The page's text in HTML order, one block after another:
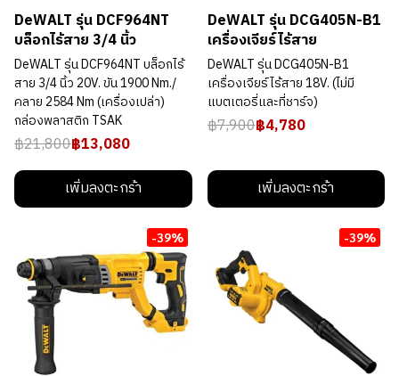
DeWALT รุ่น DCF964NT
บล็อกไร้สาย 3/4 นิ้ว
DeWALT รุ่น DCF964NT บล็อกไร้
สาย 3/4 นิ้ว 20V. ขัน 1900 Nm./
คลาย 2584 Nm (เครื่องเปล่า)
กล่องพลาสติก TSAK
฿21,800฿13,080
เพิ่มลงตะกร้า
DeWALT รุ่น DCG405N-B1
เครื่องเจียร์ไร้สาย
DeWALT รุ่น DCG405N-B1
เครื่องเจียร์ไร้สาย 18V. (ไม่มี
แบตเตอรี่และที่ชาร์จ)
฿7,900฿4,780
เพิ่มลงตะกร้า
-39% -39%